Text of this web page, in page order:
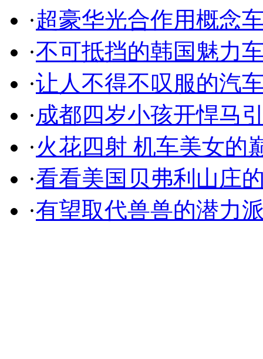
·超豪华光合作用概念
·不可抵挡的韩国魅力
·让人不得不叹服的汽
·成都四岁小孩开悍马
·火花四射 机车美女的
·看看美国贝弗利山庄
·有望取代兽兽的潜力